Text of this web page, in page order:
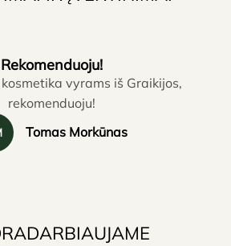
vyrams iš Graikijos,
Morkūnas